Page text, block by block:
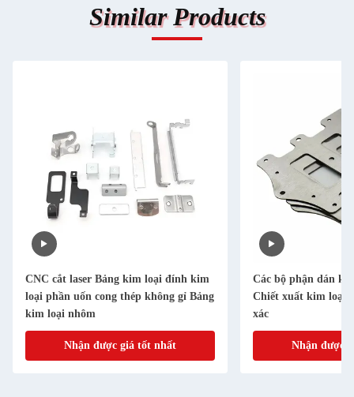
Similar Products
CNC cắt laser Bảng kim loại đính kim
loại phần uốn cong thép không gỉ Bảng
kim loại nhôm
Nhận được giá tốt nhất
Các bộ phận dán
Chiết xuất kim loại
xác
Nhận được